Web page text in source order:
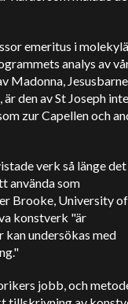
emeritus i
analys av
Madonna,
den av St Joseph
zur Capellen och
verk så länge det
använda som
Brooke, University of
konstverk "är
kan undersökas med
jobb, och